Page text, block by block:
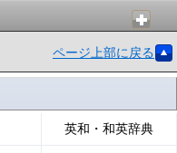
ページ上部に戻る
英和・和英辞典